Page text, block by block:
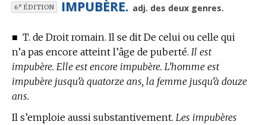
6eÉDITION IMPUBÈRE. adj. des deux genres.
■ T. de Droit romain. Il se dit De celui ou celle qui
n’a pas encore atteint l’âge de puberté. Il est
impubère. Elle est encore impubère. L’homme est
impubère jusqu’à quatorze ans, la femme jusqu’à douze
ans.
Il s’emploie aussi substantivement. Les impubères